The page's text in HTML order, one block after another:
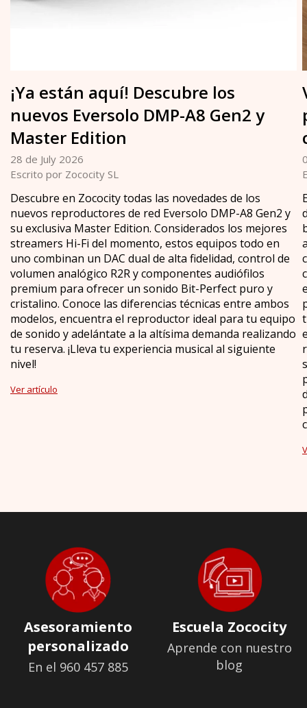
¡Ya están aquí! Descubre los
nuevos Eversolo DMP-A8 Gen2 y
Master Edition
28 de July 2026
Escrito por Zococity SL
Descubre en Zococity todas las novedades de los
nuevos reproductores de red Eversolo DMP-A8 Gen2 y
su exclusiva Master Edition. Considerados los mejores
streamers Hi-Fi del momento, estos equipos todo en
uno combinan un DAC dual de alta fidelidad, control de
volumen analógico R2R y componentes audiófilos
premium para ofrecer un sonido Bit-Perfect puro y
cristalino. Conoce las diferencias técnicas entre ambos
modelos, encuentra el reproductor ideal para tu equipo
de sonido y adelántate a la altísima demanda realizando
tu reserva. ¡Lleva tu experiencia musical al siguiente
nivel!
Ver artículo
Asesoramiento
personalizado
En el 960 457 885
Escuela Zococity
Aprende con nuestro
blog